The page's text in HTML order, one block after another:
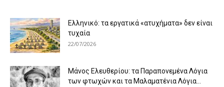
Ελληνικό: τα εργατικά «ατυχήματα» δεν είναι
τυχαία
22/07/2026
Μάνος Ελευθερίου: τα Παραπονεμένα Λόγια
των φτωχών και τα Μαλαματένια Λόγια...